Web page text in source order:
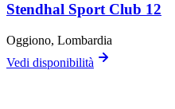
Stendhal Sport Club 12
Oggiono, Lombardia
Vedi disponibilità